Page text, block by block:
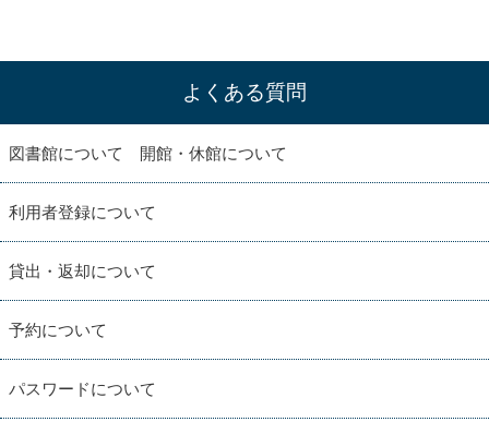
よくある質問
図書館について 開館・休館について
利用者登録について
貸出・返却について
予約について
パスワードについて